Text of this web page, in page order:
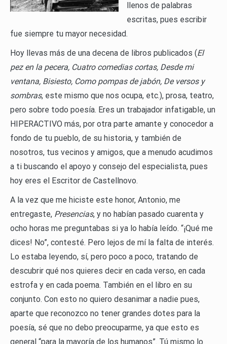
llenos de palabras
escritas, pues escribir
fue siempre tu mayor necesidad.
Hoy llevas más de una decena de libros publicados (El
pez en la pecera, Cuatro comedias cortas, Desde mi
ventana, Bisiesto, Como pompas de jabón, De versos y
sombras, este mismo que nos ocupa, etc.), prosa, teatro,
pero sobre todo poesía. Eres un trabajador infatigable, un
HIPERACTIVO más, por otra parte amante y conocedor a
fondo de tu pueblo, de su historia, y también de
nosotros, tus vecinos y amigos, que a menudo acudimos
a ti buscando el apoyo y consejo del especialista, pues
hoy eres el Escritor de Castellnovo.
A la vez que me hiciste este honor, Antonio, me
entregaste, Presencias, y no habían pasado cuarenta y
ocho horas me preguntabas si ya lo había leído. “¡Qué me
dices! No”, contesté. Pero lejos de mí la falta de interés.
Lo estaba leyendo, sí, pero poco a poco, tratando de
descubrir qué nos quieres decir en cada verso, en cada
estrofa y en cada poema. También en el libro en su
conjunto. Con esto no quiero desanimar a nadie pues,
aparte que reconozco no tener grandes dotes para la
poesía, sé que no debo preocuparme, ya que esto es
general “para la mayoría de los humanos”. Tú mismo lo